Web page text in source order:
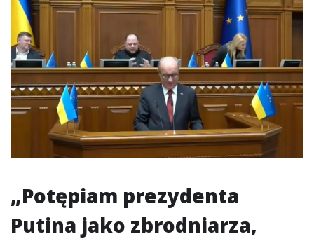
„Potępiam prezydenta
Putina jako zbrodniarza,